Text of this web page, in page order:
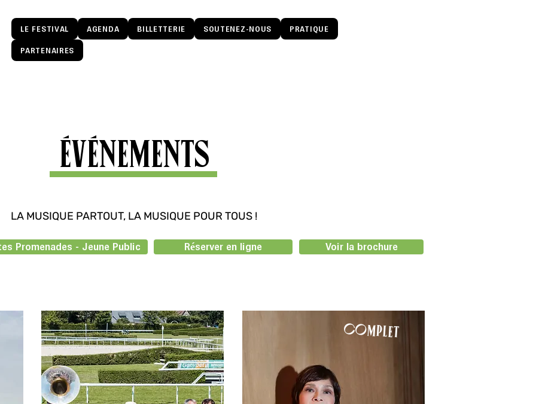
LE FESTIVAL AGENDA BILLETTERIE SOUTENEZ-NOUS PRATIQUE
PARTENAIRES
ÉVÉNEMENTS
LA MUSIQUE PARTOUT, LA MUSIQUE POUR TOUS !
Réserver en ligne Voir la brochure
Promenades - Jeune Public
COMPLET